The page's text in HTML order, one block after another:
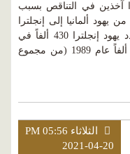
آخذين في التناقص بسبب
يهود ألمانيا إلى إنجلترا
في فترة الحرب العالمية الثانية. وبلغ عدد يهود إنجلترا 430 ألفاً في
أوائل الخمسينيات ولكنه تناقص إلى 320 ألفاً عام 1989 (من مجموع
الثلاثاء PM 05:56
2021-04-20